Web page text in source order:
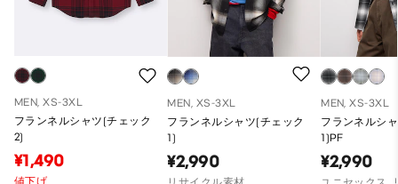
MEN, XS-3XL
フランネルシャツ(チェック
2)
¥1,490
MEN, XS-3XL
フランネルシャツ(チェック
1)
¥2,990
MEN, XS-3XL
フランネルシ
1)PF
¥2,990